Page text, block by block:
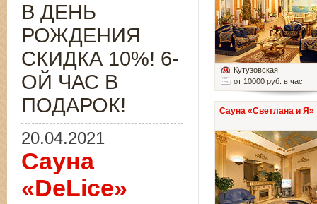
Кутузовская
от 10000 руб. в час
Сауна «Светлана и Я»
В ДЕНЬ
РОЖДЕНИЯ
СКИДКА 10%! 6-
ОЙ ЧАС В
ПОДАРОК!
20.04.2021
Сауна
«DeLice»